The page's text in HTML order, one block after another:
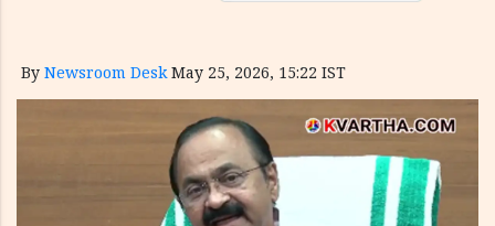
By Newsroom Desk May 25, 2026, 15:22 IST